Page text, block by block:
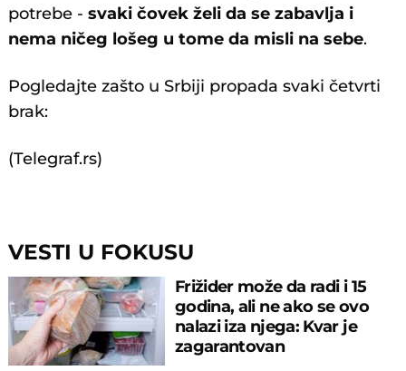
potrebe -svaki čovek želi da se zabavlja i
nema ničeg lošeg u tome da misli na sebe.
Pogledajte zašto u Srbiji propada svaki četvrti
brak:
(Telegraf.rs)
VESTI U FOKUSU
Frižider može da radi i 15
godina, ali ne ako se ovo
nalazi iza njega: Kvar je
zagarantovan